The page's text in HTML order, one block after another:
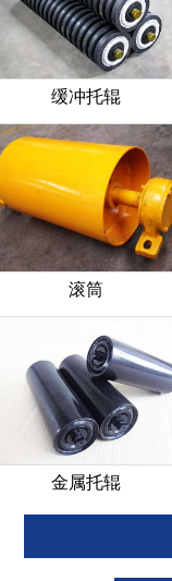
冲托辊
属托辊